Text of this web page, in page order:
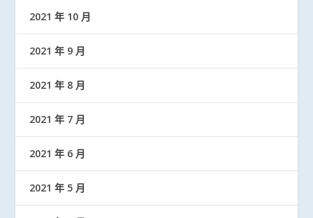
2021 年 10 月
2021 年 9 月
2021 年 8 月
2021 年 7 月
2021 年 6 月
2021 年 5 月